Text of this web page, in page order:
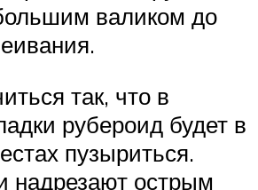
валиком до
так, что в
рубероид будет в
пузыриться.
надрезают острым